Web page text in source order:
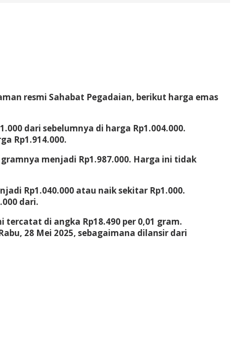
resmi Sahabat Pegadaian, berikut harga emas
dari sebelumnya di harga Rp1.004.000.
Rp1.914.000.
menjadi Rp1.987.000. Harga ini tidak
Rp1.040.000 atau naik sekitar Rp1.000.
dari.
di angka Rp18.490 per 0,01 gram.
28 Mei 2025, sebagaimana dilansir dari